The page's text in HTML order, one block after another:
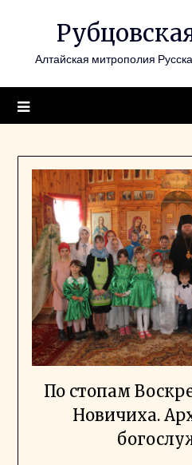
Алтайская митрополия
По стопам
Новичиха.